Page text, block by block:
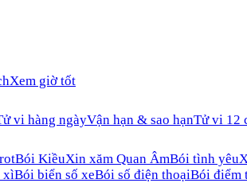
Xem giờ tốt
vi hàng ngàyVận hạn & sao hạnTử vi 12
Bói KiềuXin xăm Quan ÂmBói tình yêu
xìBói biển số xeBói số điện thoạiBói điểm